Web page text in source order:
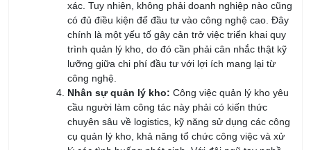
chính là một yếu tố gây cản trở việc triển khai quy
trình quản lý kho, do đó cần phải cân nhắc thật kỹ
lưỡng giữa chi phí đầu tư với lợi ích mang lại từ
công nghệ.
Nhân sự quản lý kho:Công việc quản lý kho yêu
cầu người làm công tác này phải có kiến thức
chuyên sâu về logistics, kỹ năng sử dụng các công
cụ quản lý kho, khả năng tổ chức công việc và xử
lý các tình huống phát sinh. Với đội ngũ tay nghề
cao, quy trình sẽ diễn ra suôn sẻ nhưng nếu nhân